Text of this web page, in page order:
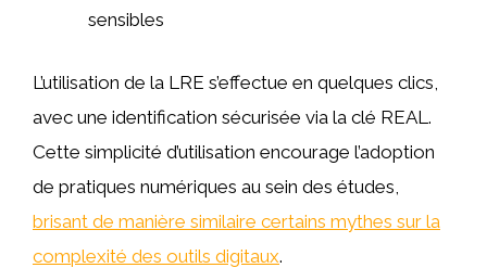
sensibles
L’utilisation de la LRE s’effectue en quelques clics,
avec une identification sécurisée via la clé REAL.
Cette simplicité d’utilisation encourage l’adoption
de pratiques numériques au sein des études,
brisant de manière similaire certains mythes sur la
complexité des outils digitaux.